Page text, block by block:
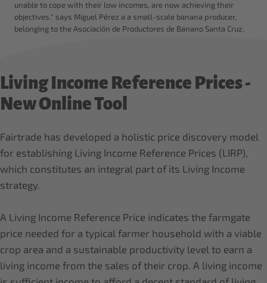
unable to cope with their low incomes, are now achieving their
objectives." says Miguel Pérez a a small-scale banana producer,
belonging to the Asociación de Productores de Banano Santa Cruz.
Living Income Reference Prices -
New Online Tool
Fairtrade has developed a holistic price discovery model
for establishing Living Income Reference Prices (LIRP),
which constitutes an integral part of its Living Income
strategy.
A Living Income Reference Price indicates the farmgate
price needed for a typical farmer household with a viable
crop area and a sustainable productivity level to earn a
living income from the sales of their crop. A living income